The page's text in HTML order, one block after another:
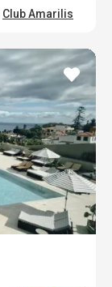
Club Amarilis
dodaj
do